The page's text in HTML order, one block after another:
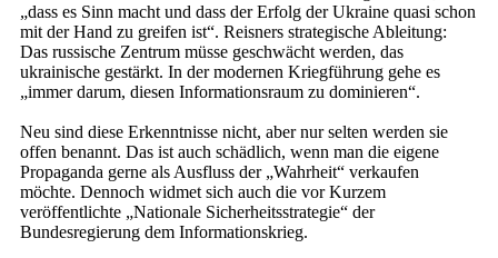
„dass es Sinn macht und dass der Erfolg der Ukraine quasi schon
mit der Hand zu greifen ist“. Reisners strategische Ableitung:
Das russische Zentrum müsse geschwächt werden, das
ukrainische gestärkt. In der modernen Kriegführung gehe es
„immer darum, diesen Informationsraum zu dominieren“.
Neu sind diese Erkenntnisse nicht, aber nur selten werden sie
offen benannt. Das ist auch schädlich, wenn man die eigene
Propaganda gerne als Ausfluss der „Wahrheit“ verkaufen
möchte. Dennoch widmet sich auch die vor Kurzem
veröffentlichte „Nationale Sicherheitsstrategie“ der
Bundesregierung dem Informationskrieg.